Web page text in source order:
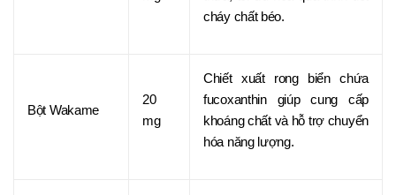
cháy chất béo.
Bột Wakame
20
mg
Chiết xuất rong biển chứa
fucoxanthin giúp cung cấp
khoáng chất và hỗ trợ chuyển
hóa năng lượng.